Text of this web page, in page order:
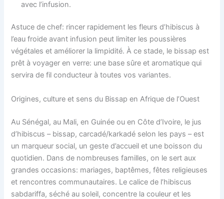
avec l’infusion.
Astuce de chef: rincer rapidement les fleurs d’hibiscus à
l’eau froide avant infusion peut limiter les poussières
végétales et améliorer la limpidité. À ce stade, le bissap est
prêt à voyager en verre: une base sûre et aromatique qui
servira de fil conducteur à toutes vos variantes.
Origines, culture et sens du Bissap en Afrique de l’Ouest
Au Sénégal, au Mali, en Guinée ou en Côte d’Ivoire, le jus
d’hibiscus – bissap, carcadé/karkadé selon les pays – est
un marqueur social, un geste d’accueil et une boisson du
quotidien. Dans de nombreuses familles, on le sert aux
grandes occasions: mariages, baptêmes, fêtes religieuses
et rencontres communautaires. Le calice de l’hibiscus
sabdariffa, séché au soleil, concentre la couleur et les